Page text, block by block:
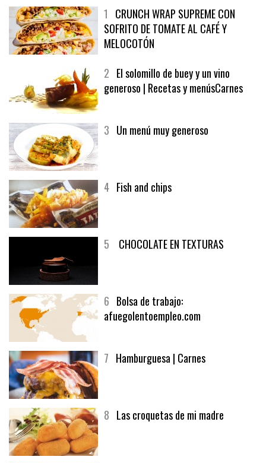
1 CRUNCH WRAP SUPREME CON
SOFRITO DE TOMATE AL CAFÉ Y
MELOCOTÓN
2 El solomillo de buey y un vino
generoso | Recetas y menúsCarnes
3 Un menú muy generoso
4 Fish and chips
5 CHOCOLATE EN TEXTURAS
6 Bolsa de trabajo:
afuegolentoempleo.com
7 Hamburguesa | Carnes
8 Las croquetas de mi madre